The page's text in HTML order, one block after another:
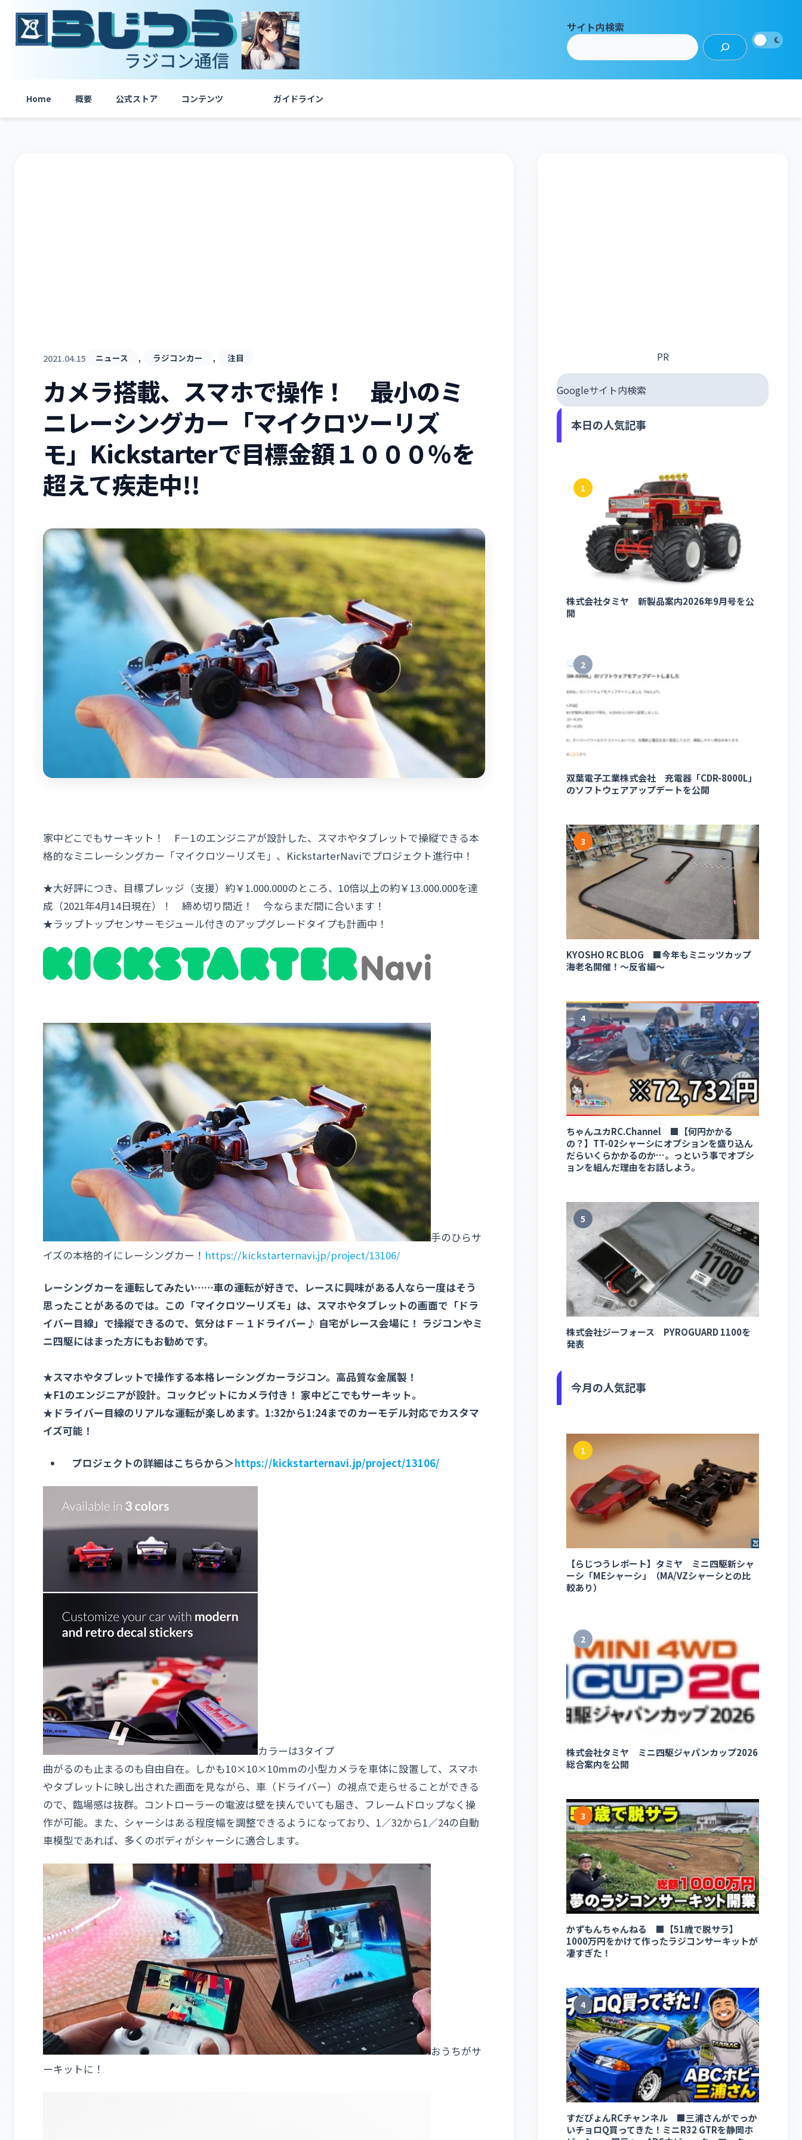
サイト内検索
Home 概要 公式ストア コンテンツ ガイドライン
2021.04.15 ニュース , ラジコンカー , 注目
カメラ搭載、スマホで操作！ 最小のミ
ニレーシングカー「マイクロツーリズ
モ」Kickstarterで目標金額１０００％を
超えて疾走中!!
​家中どこでもサーキット！ F－1のエンジニアが設計した、スマホやタブレットで操縦できる本
格的なミニレーシングカー「マイクロツーリズモ」、KickstarterNaviでプロジェクト進行中！
★大好評につき、目標プレッジ（支援）約￥1.000.000のところ、10倍以上の約￥13.000.000を達
成（2021年4月14日現在）！ 締め切り間近！ 今ならまだ間に合います！
★ラップトップセンサーモジュール付きのアップグレードタイプも計画中！
手のひらサ
イズの本格的イにレーシングカー！ https://kickstarternavi.jp/project/13106/
レーシングカーを運転してみたい……車の運転が好きで、レースに興味がある人なら一度はそう
思ったことがあるのでは。この「マイクロツーリズモ」は、スマホやタブレットの画面で「ドラ
イバー目線」で操縦できるので、気分はＦ－１ドライバー♪ 自宅がレース会場に！ ラジコンやミ
ニ四駆にはまった方にもお勧めです。
★スマホやタブレットで操作する本格レーシングカーラジコン。高品質な金属製！
★F1のエンジニアが設計。コックピットにカメラ付き！ 家中どこでもサーキット。
★ドライバー目線のリアルな運転が楽しめます。1:32から1:24までのカーモデル対応でカスタマ
イズ可能！
プロジェクトの詳細はこちらから＞https://kickstarternavi.jp/project/13106/
カラーは3タイプ
曲がるのも止まるのも自由自在。しかも10×10×10mmの小型カメラを車体に設置して、スマホ
やタブレットに映し出された画面を見ながら、車（ドライバー）の視点で走らせることができる
ので、臨場感は抜群。コントローラーの電波は壁を挟んでいても届き、フレームドロップなく操
作が可能。また、シャーシはある程度幅を調整できるようになっており、1／32から1／24の自動
車模型であれば、多くのボディがシャーシに適合します。
おうちがサ
ーキットに！
PR
Googleサイト内検索
本日の人気記事
1
株式会社タミヤ 新製品案内2026年9月号を公
開
2
双葉電子工業株式会社 充電器「CDR-8000L」
のソフトウェアアップデートを公開
3
KYOSHO RC BLOG ■今年もミニッツカップ
海老名開催！～反省編～
4
ちゃんユカRC.Channel ■【何円かかる
の？】TT-02シャーシにオプションを盛り込ん
だらいくらかかるのか…。っという事でオプシ
ョンを組んだ理由をお話しよう。
5
株式会社ジーフォース PYROGUARD 1100を
発表
今月の人気記事
1
【らじつうレポート】タミヤ ミニ四駆新シャ
ーシ「MEシャーシ」（MA/VZシャーシとの比
較あり）
2
株式会社タミヤ ミニ四駆ジャパンカップ2026
総合案内を公開
3
かずもんちゃんねる ■【51歳で脱サラ】
1000万円をかけて作ったラジコンサーキットが
凄すぎた！
4
すだぴょんRCチャンネル ■三浦さんがでっか
いチョロQ買ってきた！ミニR32 GTRを静岡ホ